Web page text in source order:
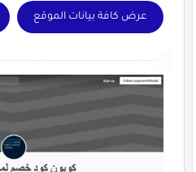
عرض كافة بيانات الموقع